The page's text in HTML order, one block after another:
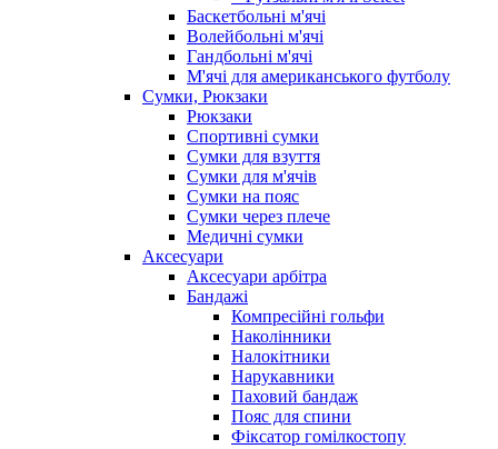
Баскетбольні м'ячі
Волейбольні м'ячі
Гандбольні м'ячі
М'ячі для американського футболу
Сумки, Рюкзаки
Рюкзаки
Спортивні сумки
Сумки для взуття
Сумки для м'ячів
Сумки на пояс
Сумки через плече
Медичні сумки
Аксесуари
Аксесуари арбітра
Бандажі
Компресійні гольфи
Наколінники
Налокітники
Нарукавники
Паховий бандаж
Пояс для спини
Фіксатор гомілкостопу